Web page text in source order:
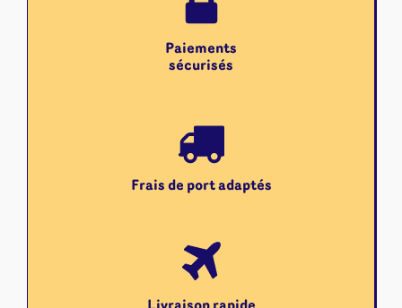
Paiements
sécurisés
Frais de port adaptés